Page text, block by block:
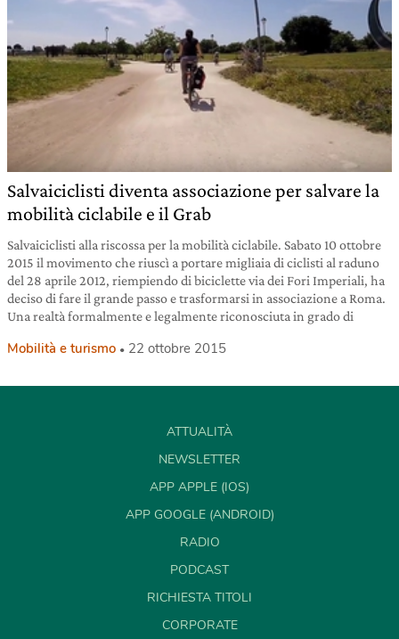
Salvaiciclisti diventa associazione per salvare la
mobilità ciclabile e il Grab
Salvaiciclisti alla riscossa per la mobilità ciclabile. Sabato 10 ottobre
2015 il movimento che riuscì a portare migliaia di ciclisti al raduno
del 28 aprile 2012, riempiendo di biciclette via dei Fori Imperiali, ha
deciso di fare il grande passo e trasformarsi in associazione a Roma.
Una realtà formalmente e legalmente riconosciuta in grado di
Mobilità e turismo 22 ottobre 2015
ATTUALITÀ
NEWSLETTER
APP APPLE (IOS)
APP GOOGLE (ANDROID)
RADIO
PODCAST
RICHIESTA TITOLI
CORPORATE